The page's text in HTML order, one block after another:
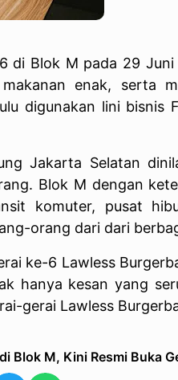
di Blok M pada 29
enak, serta
digunakan lini bisnis
Jakarta Selatan
Blok M dengan
komuter, pusat
orang dari dari
ke-6 Lawless
hanya kesan yang
gerai Lawless
Blok M, Kini Resmi Buka